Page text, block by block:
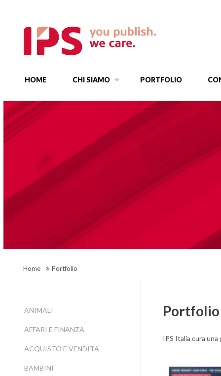
HOME CHI SIAMO PORTFOLIO
Home Portfolio
Portfolio
IPS Italia cura
ANIMALI
AFFARI E FINANZA
ACQUISTO E VENDITA
BAMBINI